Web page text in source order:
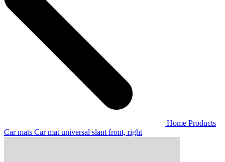
Home Products
Car mats Car mat universal slant front, right